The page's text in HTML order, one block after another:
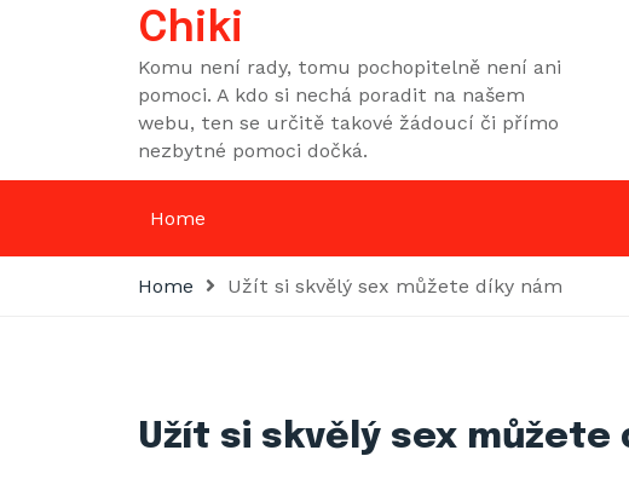
Chiki
Komu není rady, tomu pochopitelně není ani
pomoci. A kdo si nechá poradit na našem
webu, ten se určitě takové žádoucí či přímo
nezbytné pomoci dočká.
Home
Home Užít si skvělý sex můžete díky nám
Užít si skvělý sex můžete